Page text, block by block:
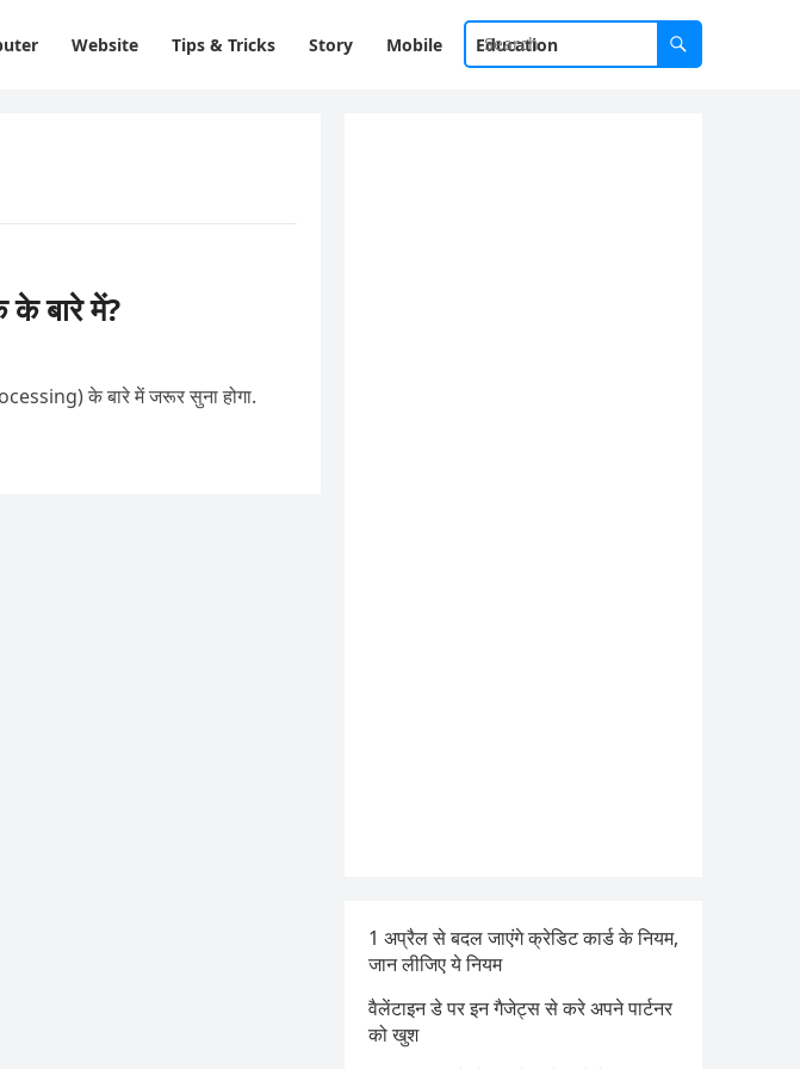
Website Tips & Tricks Story Mobile Education
बारे में?
के बारे में जरूर सुना होगा.
1 अप्रैल से बदल जाएंगे क्रेडिट कार्ड के नियम,
जान लीजिए ये नियम
वैलेंटाइन डे पर इन गैजेट्स से करे अपने पार्टनर
को खुश